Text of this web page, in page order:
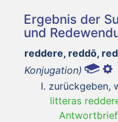
Ergebnis der
und
reddere, reddō,
Konjugation)
zurückgeben,
litteras